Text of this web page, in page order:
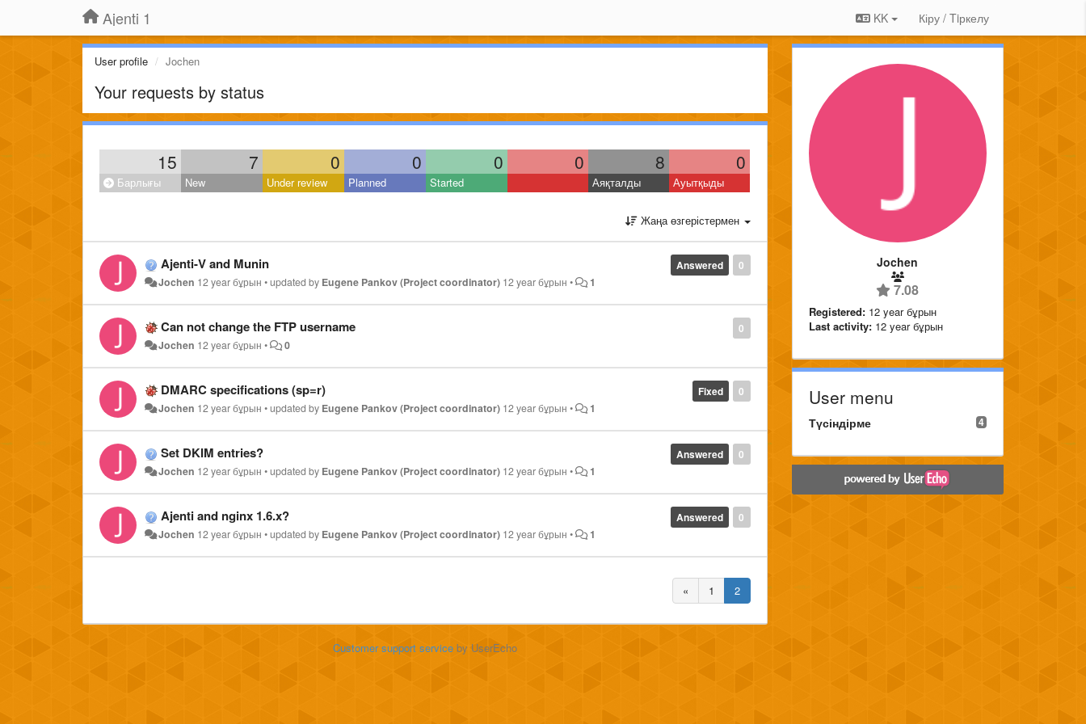
Ajenti 1 KK Кіру / Tiркелу
User profile Jochen
Your requests by status
15 7 0 0 0 0 8 0
Барлығы New Under review Planned Started Аяқталды Ауытқыды
Жаңа өзгерістермен
0
Answered
Ajenti-V and Munin
Jochen 12 year бұрын •updated by Eugene Pankov (Project coordinator) 12 year бұрын • 1
0
Can not change the FTP username
Jochen 12 year бұрын • 0
0
Fixed
DMARC specifications (sp=r)
Jochen 12 year бұрын •updated by Eugene Pankov (Project coordinator) 12 year бұрын • 1
0
Answered
Set DKIM entries?
Jochen 12 year бұрын •updated by Eugene Pankov (Project coordinator) 12 year бұрын • 1
0
Answered
Ajenti and nginx 1.6.x?
Jochen 12 year бұрын •updated by Eugene Pankov (Project coordinator) 12 year бұрын • 1
« 1 2
Customer support serviceby UserEcho
Jochen
7.08
Registered: 12 year бұрын
Last activity: 12 year бұрын
User menu
4
Түсіндірме